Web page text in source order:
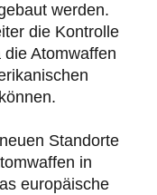
werden.
die Kontrolle
Atomwaffen
Standorte
in
europäische